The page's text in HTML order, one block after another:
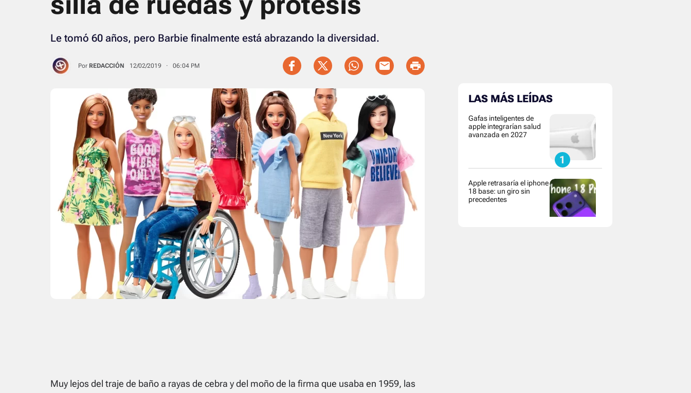
Le tomó 60 años, pero Barbie finalmente está abrazando la diversidad.
Por REDACCIÓN 12/02/2019 · 06:04 PM
Muy lejos del traje de baño a rayas de cebra y del moño de la firma que usaba en 1959, las
LAS MÁS LEÍDAS
Gafas inteligentes de
apple integrarían salud
avanzada en 2027
Apple retrasaría el iphone
18 base: un giro sin
precedentes